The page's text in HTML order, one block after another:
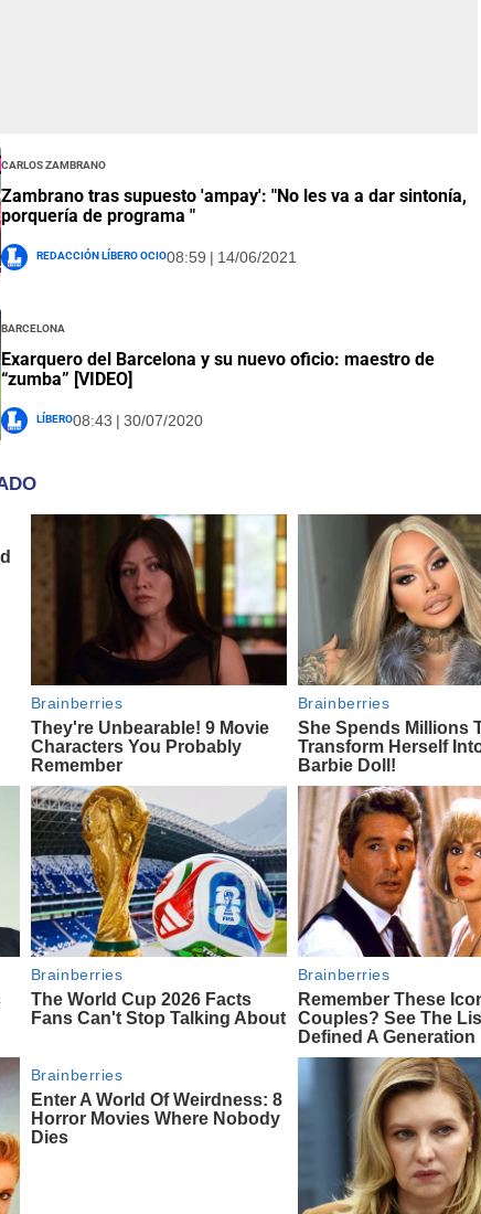
Carlos Zambrano
Zambrano tras supuesto 'ampay': "No les va a dar sintonía,
porquería de programa "
Redacción Líbero Ocio08:59 | 14/06/2021
Barcelona
Exarquero del Barcelona y su nuevo oficio: maestro de
“zumba” [VIDEO]
Líbero08:43 | 30/07/2020